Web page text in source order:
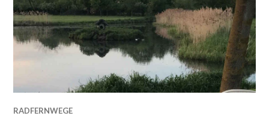
RADFERNWEGE